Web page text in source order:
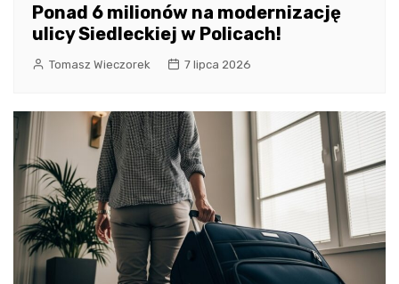
Ponad 6 milionów na modernizację
ulicy Siedleckiej w Policach!
Tomasz Wieczorek 7 lipca 2026